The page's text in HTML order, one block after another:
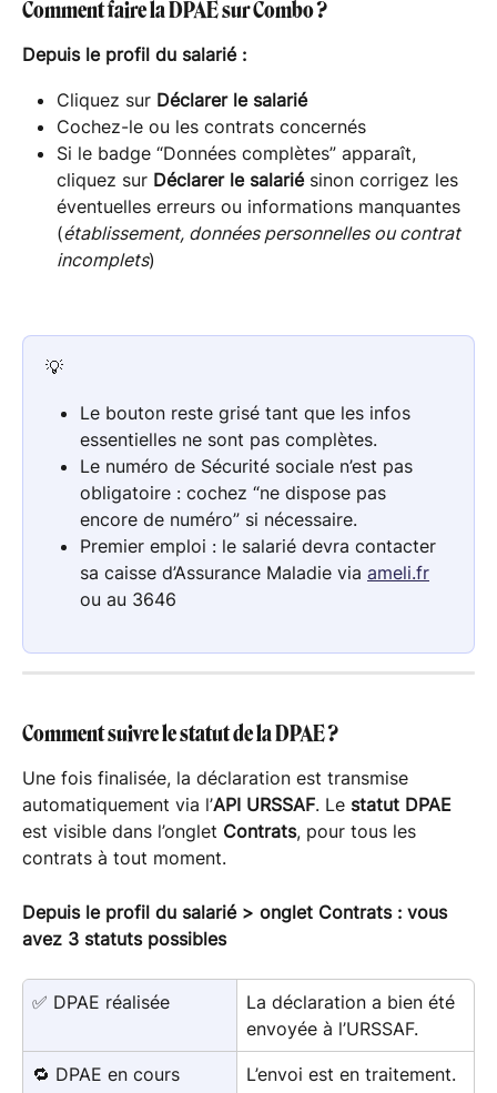
Comment faire la DPAE sur Combo ?
Depuis le profil du salarié :
Cliquez sur Déclarer le salarié
Cochez-le ou les contrats concernés
Si le badge “Données complètes” apparaît,
cliquez sur Déclarer le salarié sinon corrigez les
éventuelles erreurs ou informations manquantes
(établissement, données personnelles ou contrat
incomplets)
💡
Le bouton reste grisé tant que les infos
essentielles ne sont pas complètes.
Le numéro de Sécurité sociale n’est pas
obligatoire : cochez “ne dispose pas
encore de numéro” si nécessaire.
Premier emploi : le salarié devra contacter
sa caisse d’Assurance Maladie via ameli.fr
ou au 3646
Comment suivre le statut de la DPAE ?
Une fois finalisée, la déclaration est transmise
automatiquement via l’API URSSAF. Le statut DPAE
est visible dans l’onglet Contrats, pour tous les
contrats à tout moment.
Depuis le profil du salarié > onglet Contrats : vous
avez 3 statuts possibles
✅ DPAE réalisée
La déclaration a bien été
envoyée à l’URSSAF.
🔁 DPAE en cours L’envoi est en traitement.